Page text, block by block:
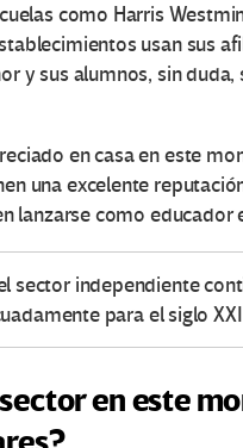
como Harris
usan sus
y sus alumnos, sin duda,
en casa en este
una excelente
lanzarse como educador
sector independiente
para el siglo
en este